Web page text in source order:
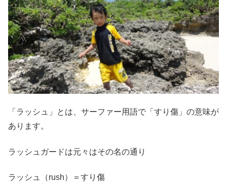
「ラッシュ」とは、サーファー用語で「すり傷」の意味が
あります。
ラッシュガードは元々はその名の通り
ラッシュ（rush）＝すり傷